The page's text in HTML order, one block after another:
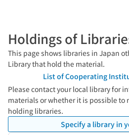
Holdings of
This page shows libraries in Japan
Library that hold the material.
List of Cooperating
Please contact your local library for
materials or whether it is possible
holding libraries.
Specify a library in